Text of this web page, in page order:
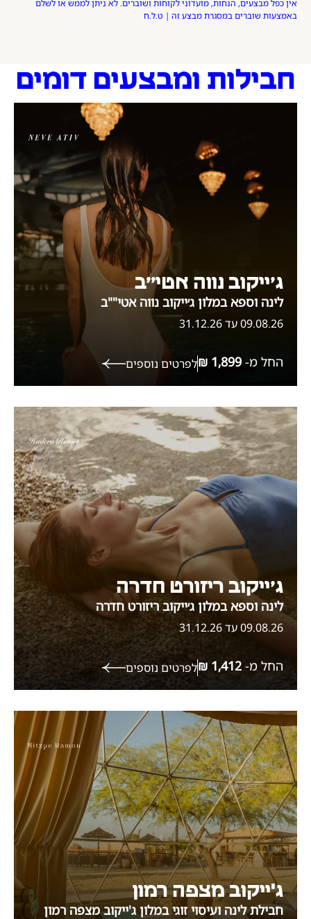
אין כפל מבצעים, הנחות, מועדוני לקוחות ושוברים. לא ניתן לממש או לשלם
באמצעות שוברים במסגרת מבצע זה | ט.ל.ח
חבילות ומבצעים דומים
ג׳ייקוב נווה אטי״ב
לינה וספא במלון ג׳ייקוב נווה אטי""ב
09.08.26 עד 31.12.26
החל מ- לפרטים נוספים
ג׳ייקוב ריזורט חדרה
לינה וספא במלון ג׳ייקוב ריזורט חדרה
09.08.26 עד 31.12.26
החל מ- לפרטים נוספים
ג'ייקוב מצפה רמון
חבילת לינה ועיסוי זוגי במלון ג'ייקוב מצפה רמון